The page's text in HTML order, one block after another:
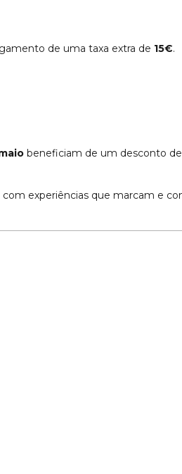
de uma taxa extra de 15€.
beneficiam de um desconto
experiências que marcam e